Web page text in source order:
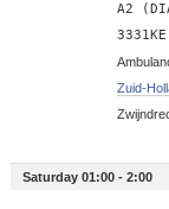
A2
Zuid-
Saturday 01:00 - 2:00